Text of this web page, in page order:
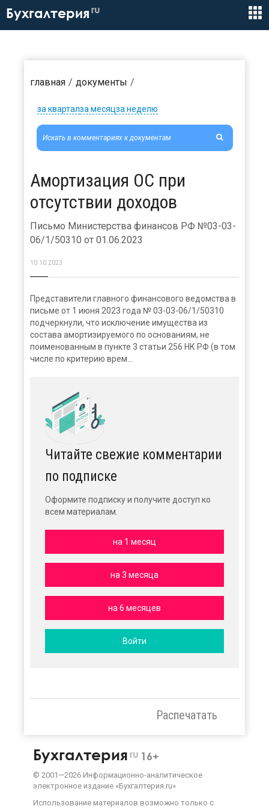
Бухгалтерия ru
главная документы
за кварталза месяцза неделю
Амортизация ОС при
отсутствии доходов
Письмо Министерства финансов РФ №03-03-
06/1/50310 от 01.06.2023
10.10.2023
Представители главного финансового ведомства в
письме от 1 июня 2023 года № 03-03-06/1/50310
подчеркнули, что исключение имущества из
состава амортизируемого по основаниям, не
поименованным в пункте 3 статьи 256 НК РФ (в том
числе по критерию врем...
Читайте свежие комментарии
по подписке
Оформите подписку и получите доступ ко
всем материалам.
на 1 месяц
на 3 месяца
на 6 месяцев
Войти
Распечатать
Бухгалтерия ru 16+
© 2001—2026 Информационно-аналитическое
электронное издание «Бухгалтерия.ru»
Использование материалов возможно только с